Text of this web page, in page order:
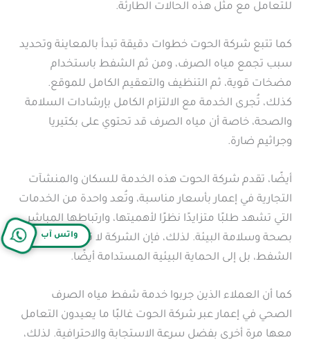
للتعامل مع مثل هذه الحالات الطارئة.
كما تتبع شركة الحوت خطوات دقيقة تبدأ بالمعاينة وتحديد
سبب تجمع مياه الصرف، ومن ثم الشفط باستخدام
مضخات قوية، ثم التنظيف والتعقيم الكامل للموقع.
كذلك، تُجرى الخدمة مع الالتزام الكامل بإرشادات السلامة
والصحة، خاصة أن مياه الصرف قد تحتوي على بكتيريا
وجراثيم ضارة.
أيضًا، تقدم شركة الحوت هذه الخدمة للسكان والمنشآت
التجارية في إعمار بأسعار مناسبة، وتُعد واحدة من الخدمات
التي تشهد طلبًا متزايدًا نظرًا لأهميتها، وارتباطها المباشر
بصحة وسلامة البيئة. لذلك، فإن الشركة لا تهدف فقط إلى
الشفط، بل إلى الحماية البيئية المستدامة أيضًا.
كما أن العملاء الذين جربوا خدمة شفط مياه الصرف
الصحي في إعمار عبر شركة الحوت غالبًا ما يعيدون التعامل
معها مرة أخرى بفضل سرعة الاستجابة والاحترافية. لذلك،
واتس آب